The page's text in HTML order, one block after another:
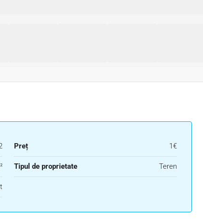
Preț 1€
Tipul de proprietate Teren